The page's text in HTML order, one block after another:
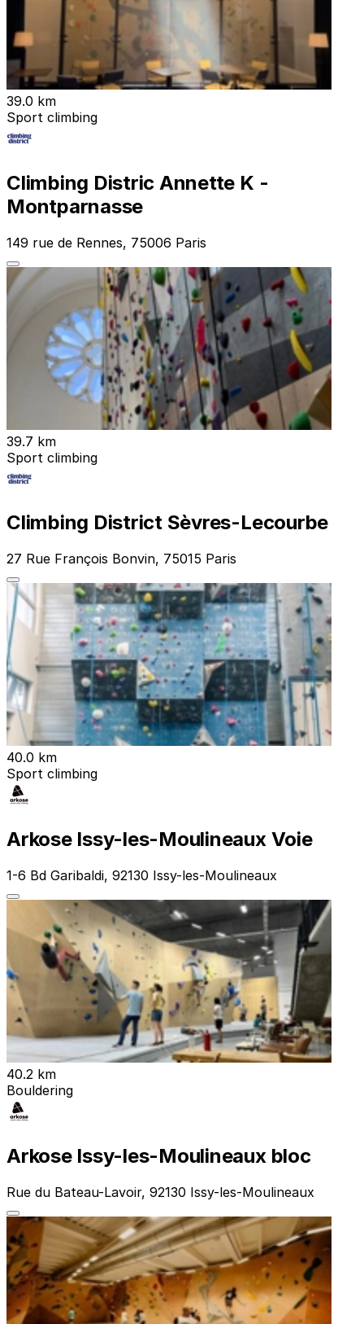
39.0 km
Sport climbing
Climbing Distric Annette K -
Montparnasse
149 rue de Rennes, 75006 Paris
39.7 km
Sport climbing
Climbing District Sèvres-Lecourbe
27 Rue François Bonvin, 75015 Paris
40.0 km
Sport climbing
Arkose Issy-les-Moulineaux Voie
1-6 Bd Garibaldi, 92130 Issy-les-Moulineaux
40.2 km
Bouldering
Arkose Issy-les-Moulineaux bloc
Rue du Bateau-Lavoir, 92130 Issy-les-Moulineaux